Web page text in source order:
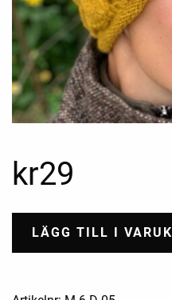
kr29
LÄGG TILL I